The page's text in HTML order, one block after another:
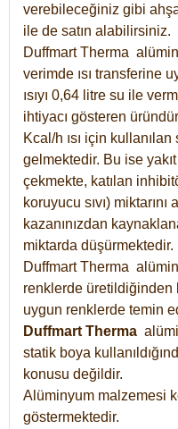
verebileceğiniz gibi
ile de satın alabilirsiniz.
Duffmart Therma
verimde ısı transferine
ısıyı 0,64 litre su ile
ihtiyacı gösteren
Kcal/h ısı için
gelmektedir. Bu ise
çekmekte, katılan
koruyucu sıvı)
kazanınızdan
miktarda düşürmektedir.
Duffmart Therma
renklerde
uygun renklerde temin
Duffmart Therma
statik boya
konusu değildir.
Alüminyum malzemesi
göstermektedir.